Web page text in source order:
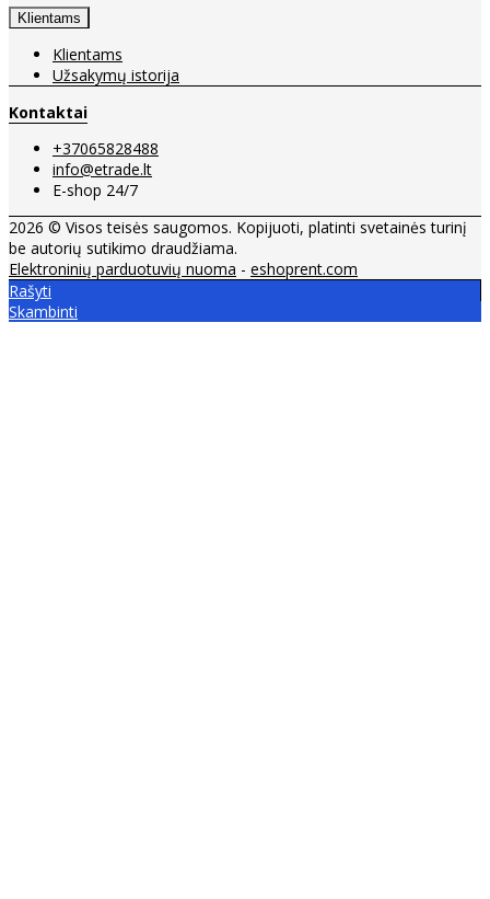
Klientams
Klientams
Užsakymų istorija
Kontaktai
+37065828488
info@etrade.lt
E-shop 24/7
2026 © Visos teisės saugomos. Kopijuoti, platinti svetainės turinį
be autorių sutikimo draudžiama.
Elektroninių parduotuvių nuoma - eshoprent.com
Rašyti
Skambinti